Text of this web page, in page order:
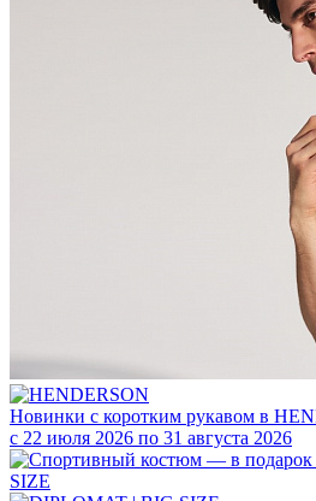
Новинки с коротким рукавом в
с 22 июля 2026 по 31 августа 2026